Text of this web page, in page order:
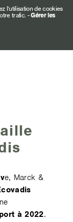
l’utilisation de cookies
trafic.-Gérer les
e, Marck &
à 2022.